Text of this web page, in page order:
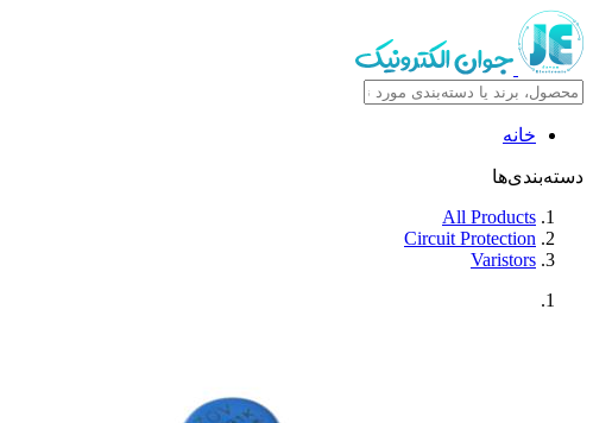
خانه
دسته‌بندی‌ها
All Products
Circuit Protection
Varistors